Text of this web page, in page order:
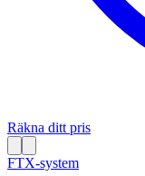
Räkna ditt pris
FTX-system